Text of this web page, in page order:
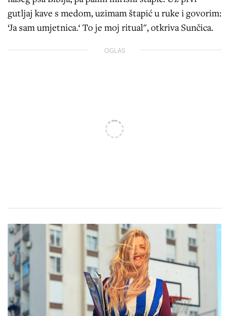
gutljaj kave s medom, uzimam štapić u ruke i govorim:
‘Ja sam umjetnica.‘ To je moj ritual", otkriva Sunčica.
OGLAS